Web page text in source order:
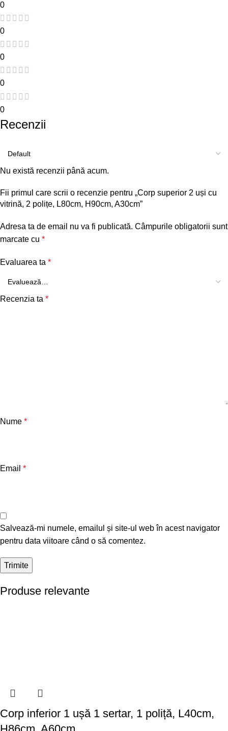
0
0
0
0
0
Recenzii
Nu există recenzii până acum.
Fii primul care scrii o recenzie pentru „Corp superior 2 uși cu
vitrină, 2 polițe, L80cm, H90cm, A30cm”
Adresa ta de email nu va fi publicată. Câmpurile obligatorii sunt
marcate cu *
Evaluarea ta *
Recenzia ta *
Nume *
Email *
Salvează-mi numele, emailul și site-ul web în acest navigator
pentru data viitoare când o să comentez.
Produse relevante
Corp inferior 1 ușă 1 sertar, 1 poliță, L40cm,